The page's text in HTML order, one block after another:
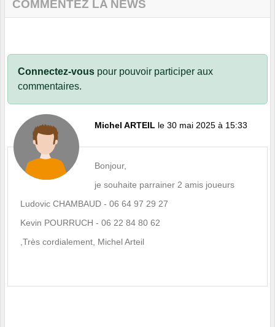
COMMENTEZ LA NEWS
Connectez-vous pour pouvoir participer aux
commentaires.
Michel ARTEIL le 30 mai 2025 à 15:33
Bonjour,
je souhaite parrainer 2 amis joueurs
Ludovic CHAMBAUD - 06 64 97 29 27
Kevin POURRUCH - 06 22 84 80 62
,Très cordialement, Michel Arteil